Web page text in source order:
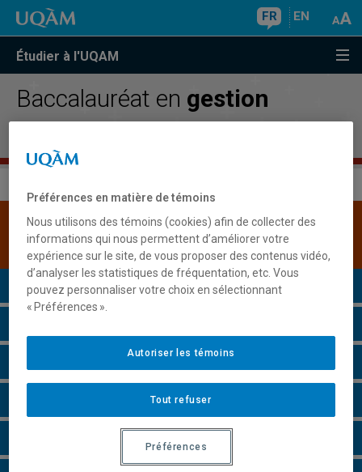
FR EN
Étudier à l'UQAM
Baccalauréat en gestion
Une version plus récente de ce programme est
disponible.Cliquez ici pour la consulter.
Présentation du programme
Cours à suivre et horaires
Grille de cheminement
Préférences en matière de témoins
Nous utilisons des témoins (cookies) afin de collecter des
informations qui nous permettent d’améliorer votre
expérience sur le site, de vous proposer des contenus vidéo,
d’analyser les statistiques de fréquentation, etc. Vous
pouvez personnaliser votre choix en sélectionnant
« Préférences ».
Tout refuser
Autoriser les témoins
Préférences